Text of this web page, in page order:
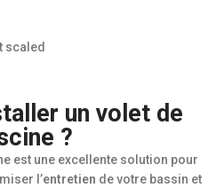
un volet de
?
est une excellente solution pour
l’entretien de votre bassin et